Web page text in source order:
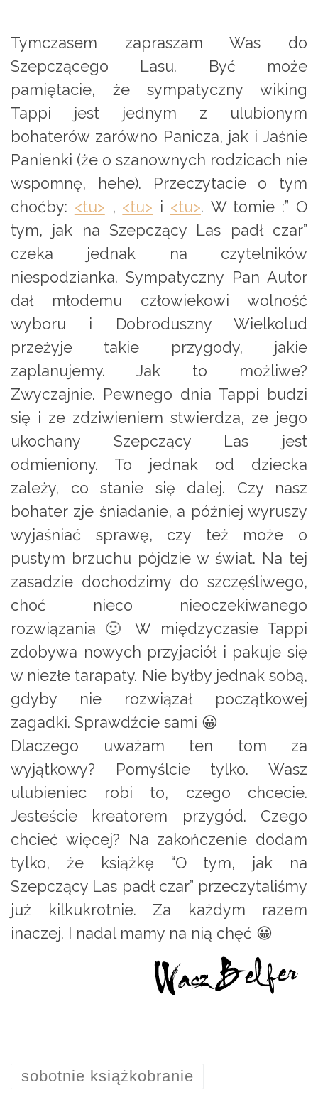
Tymczasem zapraszam Was do
Szepczącego Lasu. Być może
pamiętacie, że sympatyczny wiking
Tappi jest jednym z ulubionym
bohaterów zarówno Panicza, jak i Jaśnie
Panienki (że o szanownych rodzicach nie
wspomnę, hehe). Przeczytacie o tym
choćby: <tu> , <tu> i <tu>. W tomie :” O
tym, jak na Szepczący Las padł czar”
czeka jednak na czytelników
niespodzianka. Sympatyczny Pan Autor
dał młodemu człowiekowi wolność
wyboru i Dobroduszny Wielkolud
przeżyje takie przygody, jakie
zaplanujemy. Jak to możliwe?
Zwyczajnie. Pewnego dnia Tappi budzi
się i ze zdziwieniem stwierdza, ze jego
ukochany Szepczący Las jest
odmieniony. To jednak od dziecka
zależy, co stanie się dalej. Czy nasz
bohater zje śniadanie, a później wyruszy
wyjaśniać sprawę, czy też może o
pustym brzuchu pójdzie w świat. Na tej
zasadzie dochodzimy do szczęśliwego,
choć nieco nieoczekiwanego
rozwiązania 🙂 W międzyczasie Tappi
zdobywa nowych przyjaciół i pakuje się
w niezłe tarapaty. Nie byłby jednak sobą,
gdyby nie rozwiązał początkowej
zagadki. Sprawdźcie sami 😀
Dlaczego uważam ten tom za
wyjątkowy? Pomyślcie tylko. Wasz
ulubieniec robi to, czego chcecie.
Jesteście kreatorem przygód. Czego
chcieć więcej? Na zakończenie dodam
tylko, że książkę “O tym, jak na
Szepczący Las padł czar” przeczytaliśmy
już kilkukrotnie. Za każdym razem
inaczej. I nadal mamy na nią chęć 😀
sobotnie książkobranie